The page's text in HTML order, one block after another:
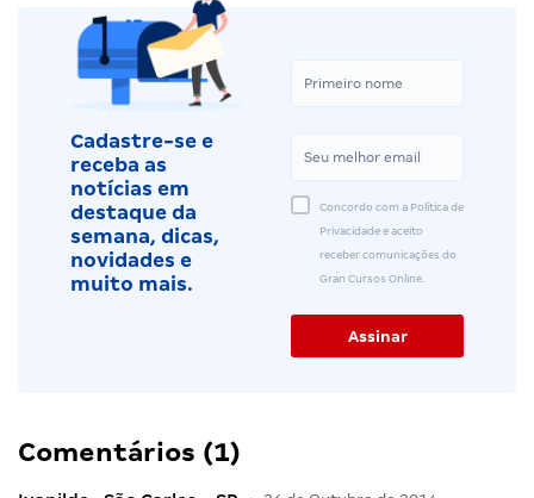
Cadastre-se e
receba as
notícias em
destaque da
semana, dicas,
novidades e
muito mais.
Concordo com a Política de
Privacidade e aceito
receber comunicações do
Gran Cursos Online.
Comentários (1)